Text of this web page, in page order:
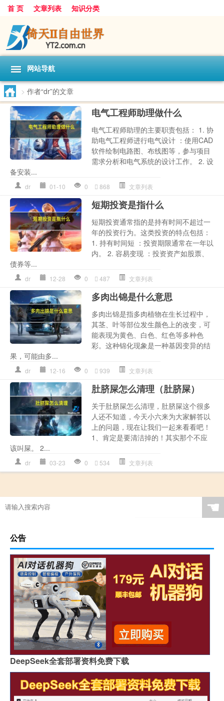
首 页 文章列表 知识分类
网站导航
> 作者“dr”的文章
电气工程师助理做什么
电气工程师助理的主要职责包括： 1. 协
助电气工程师进行电气设计 ：使用CAD
软件绘制电路图、布线图等，参与项目
需求分析和电气系统的设计工作。 2. 设
备安装...
dr 01-10 0 868 文章列表
短期投资是指什么
短期投资通常指的是持有时间不超过一
年的投资行为。这类投资的特点包括：
1. 持有时间短 ：投资期限通常在一年以
内。 2. 容易变现 ：投资资产如股票、
债券等...
dr 12-28 0 487 文章列表
多肉出锦是什么意思
多肉出锦是指多肉植物在生长过程中，
其茎、叶等部位发生颜色上的改变，可
能表现为黄色、白色、红色等多种色
彩。这种锦化现象是一种基因变异的结
果，可能由多...
dr 12-16 0 939 文章列表
肚脐屎怎么清理（肚脐屎）
关于肚脐屎怎么清理，肚脐屎这个很多
人还不知道，今天小六来为大家解答以
上的问题，现在让我们一起来看看吧！
1、肯定是要清洁掉的！其实那个不应
该叫屎。 2...
dr 03-23 0 534 文章列表
☚
公告
DeepSeek全套部署资料免费下载